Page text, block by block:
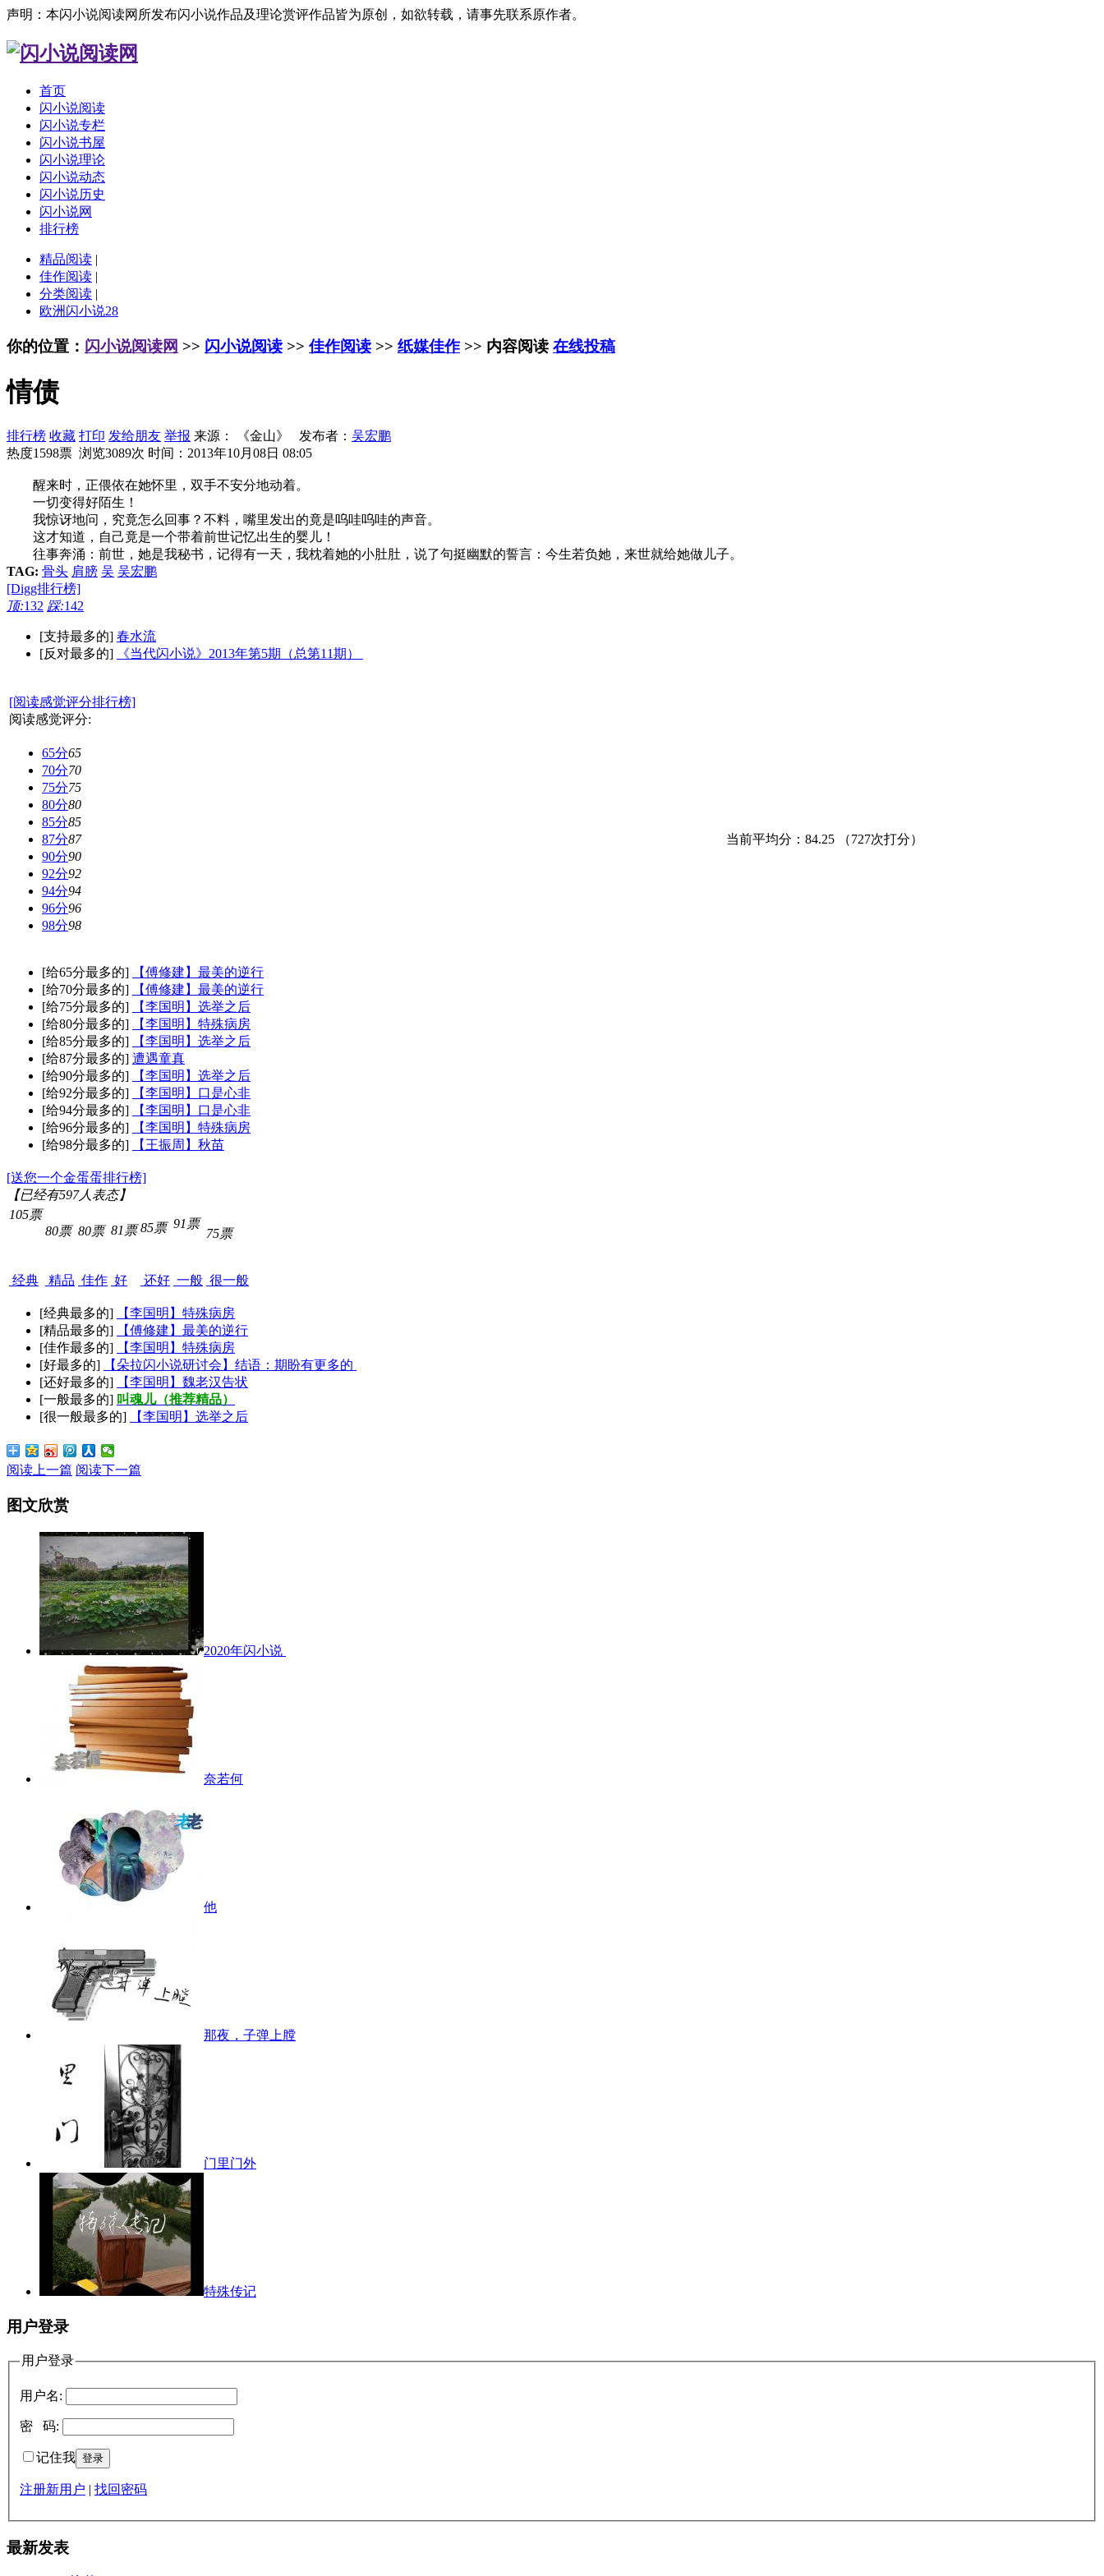
声明：本闪小说阅读网所发布闪小说作品及理论赏评作品皆为原创，如欲转载，请事先联系原作者。
首页
闪小说阅读
闪小说专栏
闪小说书屋
闪小说理论
闪小说动态
闪小说历史
闪小说网
排行榜
精品阅读 |
佳作阅读 |
分类阅读 |
欧洲闪小说28
你的位置： 闪小说阅读网 >> 闪小说阅读 >> 佳作阅读 >> 纸媒佳作>> 内容阅读 在线投稿
情债
排行榜 收藏 打印 发给朋友 举报 来源： 《金山》 发布者： 吴宏鹏
热度1598票 浏览3089次 时间：2013年10月08日 08:05
醒来时，正偎依在她怀里，双手不安分地动着。
一切变得好陌生！
我惊讶地问，究竟怎么回事？不料，嘴里发出的竟是呜哇呜哇的声音。
这才知道，自己竟是一个带着前世记忆出生的婴儿！
往事奔涌：前世，她是我秘书，记得有一天，我枕着她的小肚肚，说了句挺幽默的誓言：今生若负她，来世就给她做儿子。
TAG: 骨头 肩膀 吴 吴宏鹏
[Digg排行榜]
顶:132 踩:142
[支持最多的] 春水流
[反对最多的]
《当代闪小说》2013年第5期（总第11期）
[阅读感觉评分排行榜]
阅读感觉评分:
65分65
70分70
75分75
80分80
85分85
87分87
90分90
92分92
94分94
96分96
98分98
当前平均分： 84.25 （727次打分）
[给65分最多的]
【傅修建】最美的逆行
[给70分最多的]
【傅修建】最美的逆行
[给75分最多的]
【李国明】选举之后
[给80分最多的]
【李国明】特殊病房
[给85分最多的]
【李国明】选举之后
[给87分最多的] 遭遇童真
[给90分最多的]
【李国明】选举之后
[给92分最多的]
【李国明】口是心非
[给94分最多的]
【李国明】口是心非
[给96分最多的]
【李国明】特殊病房
[给98分最多的]
【王振周】秋苗
[送您一个金蛋蛋排行榜]
【已经有597人表态】
105票
经典
80票
精品
80票
佳作
81票
好
85票
还好
91票
一般
75票
很一般
[经典最多的]
【李国明】特殊病房
[精品最多的]
【傅修建】最美的逆行
[佳作最多的]
【李国明】特殊病房
[好最多的]
【朵拉闪小说研讨会】结语：期盼有更多的
[还好最多的]
【李国明】魏老汉告状
[一般最多的] 叫魂儿（推荐精品）
[很一般最多的]
【李国明】选举之后
阅读上一篇 阅读下一篇
图文欣赏
2020年闪小说
奈若何
他
那夜，子弹上膛
门里门外
特殊传记
用户登录
用户登录
用户名:
密 码:
记住我
注册新用户 | 找回密码
最新发表